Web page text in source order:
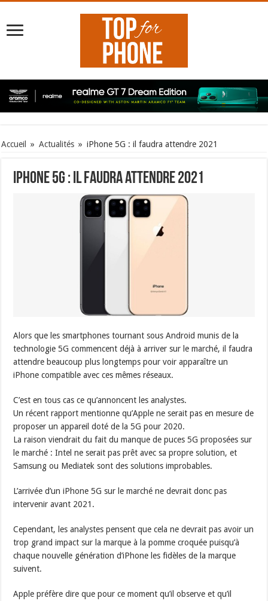
Accueil » Actualités » iPhone 5G : il faudra attendre 2021
iPhone 5G : il faudra attendre 2021
Alors que les smartphones tournant sous Android munis de la
technologie 5G commencent déjà à arriver sur le marché, il faudra
attendre beaucoup plus longtemps pour voir apparaître un
iPhone compatible avec ces mêmes réseaux.
C’est en tous cas ce qu’annoncent les analystes.
Un récent rapport mentionne qu’Apple ne serait pas en mesure de
proposer un appareil doté de la 5G pour 2020.
La raison viendrait du fait du manque de puces 5G proposées sur
le marché : Intel ne serait pas prêt avec sa propre solution, et
Samsung ou Mediatek sont des solutions improbables.
L’arrivée d’un iPhone 5G sur le marché ne devrait donc pas
intervenir avant 2021.
Cependant, les analystes pensent que cela ne devrait pas avoir un
trop grand impact sur la marque à la pomme croquée puisqu’à
chaque nouvelle génération d’iPhone les fidèles de la marque
suivent.
Apple préfère dire que pour ce moment qu’il observe et qu’il